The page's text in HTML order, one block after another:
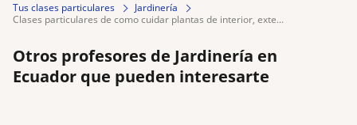
Tus clases particulares
Jardinería
clases particulares de como cuidar plantas de interior, exte...
Otros profesores de Jardinería en
Ecuador que pueden interesarte